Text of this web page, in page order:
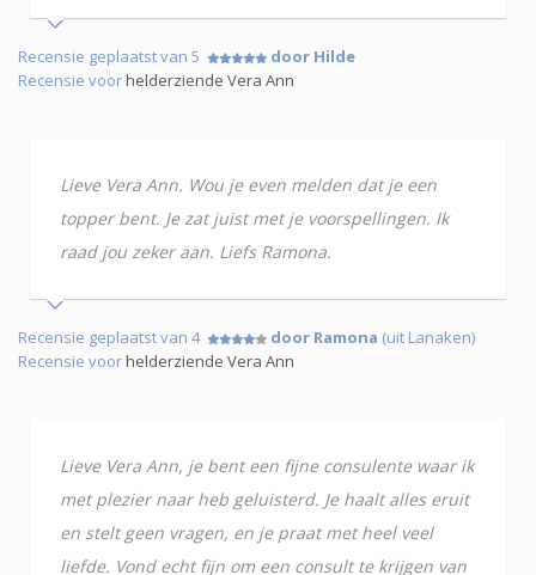
Recensie geplaatst van 5
door Hilde
Recensie voorhelderziende Vera Ann
Lieve Vera Ann. Wou je even melden dat je een
topper bent. Je zat juist met je voorspellingen. Ik
raad jou zeker aan. Liefs Ramona.
Recensie geplaatst van 4 door Ramona (uit Lanaken)
Recensie voorhelderziende Vera Ann
Lieve Vera Ann, je bent een fijne consulente waar ik
met plezier naar heb geluisterd. Je haalt alles eruit
en stelt geen vragen, en je praat met heel veel
liefde. Vond echt fijn om een consult te krijgen van